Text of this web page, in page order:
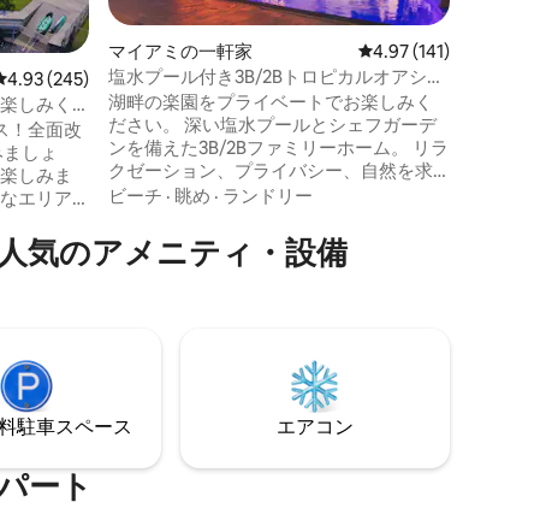
ビュー245件、5つ星中4.93つ星の平均評価
4.93 (245)
しみく
！全面改
しょ
しみま
エリア
はバー
にカヤ
は素敵な
ル＆メ
さい！
マイアミの一軒家 レビュー141件、5つ
4.97 (141)
塩水プール付き3B/2Bトロピカルオアシ
ス！湖の眺望
湖畔の楽園をプライベートでお楽しみく
ださい。 深い塩水プールとシェフガーデ
ンを備えた3B/2Bファミリーホーム。 リラ
クゼーション、プライバシー、自然を求
める方に最適な宿泊先を見つけました。
えずりを聞いたり、プールでくつろいだ
りして湖の景色をお楽しみください。 完
ると、言葉にならないほど美しいです！<
ビーチ · 眺め · ランドリー
気のアメニティ・設備
駐⁠車ス⁠ペ⁠ー⁠ス エアコン
ート